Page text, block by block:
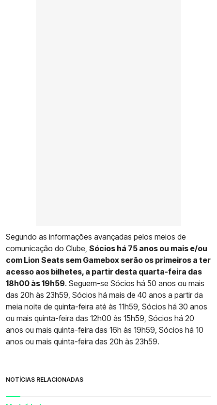
Segundo as informações avançadas pelos meios de
comunicação do Clube, Sócios há 75 anos ou mais e/ou
com Lion Seats sem Gamebox serão os primeiros a ter
acesso aos bilhetes, a partir desta quarta-feira das
18h00 às 19h59. Seguem-se Sócios há 50 anos ou mais
das 20h às 23h59, Sócios há mais de 40 anos a partir da
meia noite de quinta-feira até às 11h59, Sócios há 30 anos
ou mais quinta-feira das 12h00 às 15h59, Sócios há 20
anos ou mais quinta-feira das 16h às 19h59, Sócios há 10
anos ou mais quinta-feira das 20h às 23h59.
NOTÍCIAS RELACIONADAS